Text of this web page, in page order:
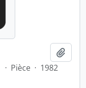
· Pièce · 1982